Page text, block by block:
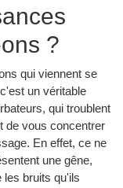
?
qui viennent se
un véritable
qui troublent
de vous concentrer
En effet, ce ne
une gêne,
les bruits qu'ils